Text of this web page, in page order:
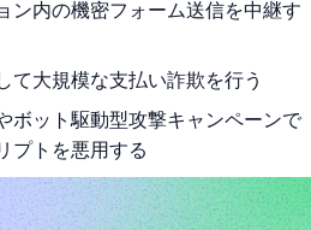
ン内の機密フォーム送信を中継す
て大規模な支払い詐欺を行う
ボット駆動型攻撃キャンペーンで
プトを悪用する